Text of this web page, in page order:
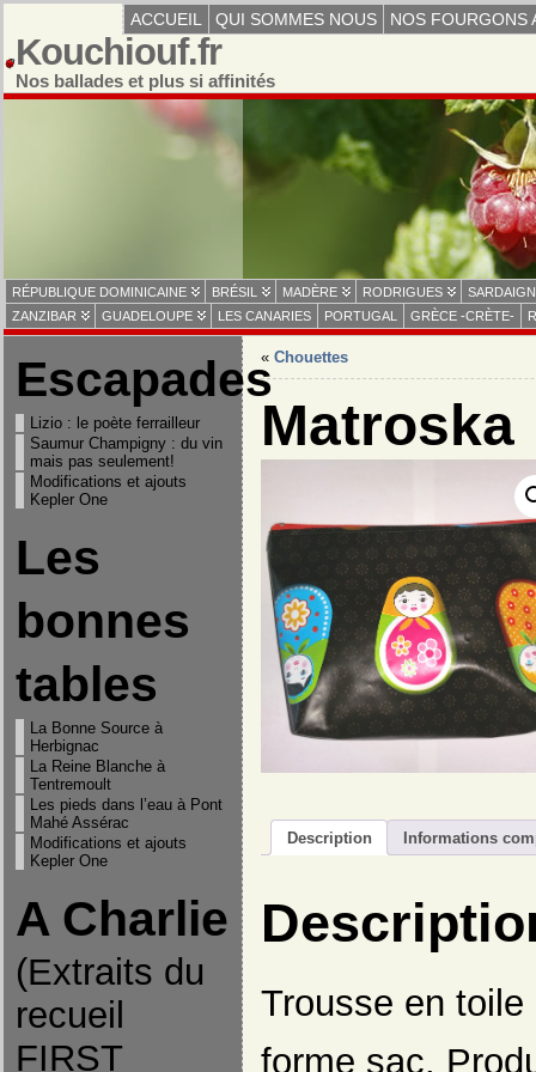
ACCUEIL QUI SOMMES NOUS NOS FOURGONS
Kouchiouf.fr
Nos ballades et plus si affinités
RÉPUBLIQUE DOMINICAINE BRÉSIL MADÈRE RODRIGUES
ZANZIBAR
GUADELOUPE LES CANARIES PORTUGAL GRÈCE -CRÈTE-
Escapades
Lizio : le poète ferrailleur
Saumur Champigny : du vin
mais pas seulement!
Modifications et ajouts
Kepler One
Les
bonnes
tables
La Bonne Source à
Herbignac
La Reine Blanche à
Tentremoult
Les pieds dans l’eau à Pont
Mahé Assérac
Modifications et ajouts
Kepler One
A Charlie
(Extraits du
recueil
FIRST
« Chouettes
Matroska
Description Informations
Trousse en
forme sac.